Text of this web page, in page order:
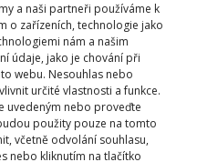
a naši partneři používáme k
o zařízeních, technologie jako
nám a našim
údaje, jako je chování při
webu. Nesouhlas nebo
určité vlastnosti a funkce.
uvedeným nebo proveďte
použity pouze na tomto
včetně odvolání souhlasu,
nebo kliknutím na tlačítko
čisticí